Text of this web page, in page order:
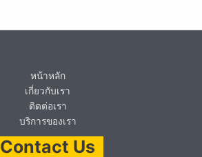
หน้าหลัก
เกี่ยวกับเรา
ติดต่อเรา
บริการของเรา
Contact Us